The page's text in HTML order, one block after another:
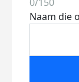
Naam die